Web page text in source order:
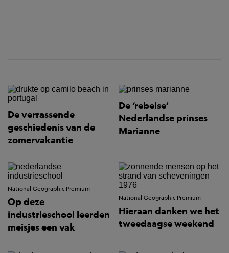
De verrassende
geschiedenis van de
zomervakantie
De ‘rebelse’
Nederlandse prinses
Marianne
National Geographic Premium
Op deze
industrieschool leerden
meisjes een vak
National Geographic Premium
Hieraan danken we het
tweedaagse weekend